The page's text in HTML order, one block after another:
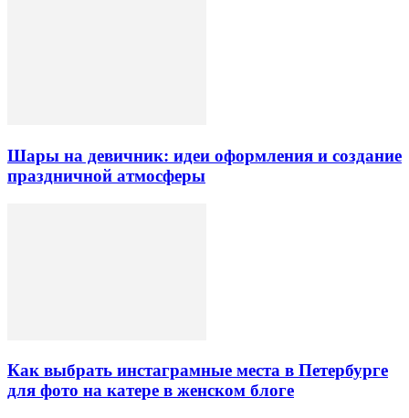
Шары на девичник: идеи оформления и создание
праздничной атмосферы
Как выбрать инстаграмные места в Петербурге
для фото на катере в женском блоге